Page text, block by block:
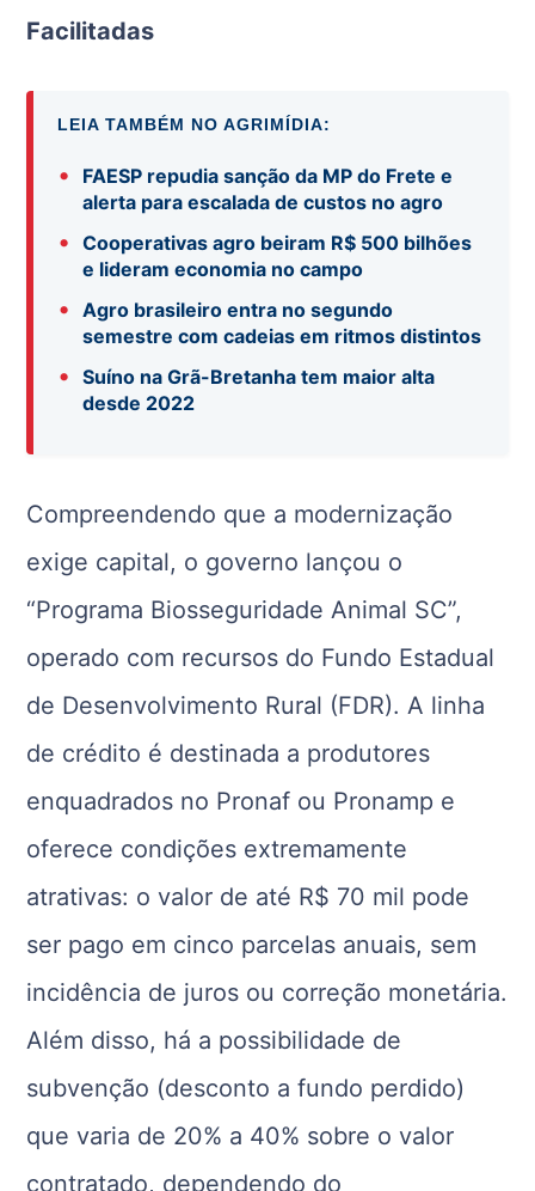
Facilitadas
LEIA TAMBÉM NO AGRIMÍDIA:
•
FAESP repudia sanção da MP do Frete e
alerta para escalada de custos no agro
•
Cooperativas agro beiram R$ 500 bilhões
e lideram economia no campo
•
Agro brasileiro entra no segundo
semestre com cadeias em ritmos distintos
•
Suíno na Grã-Bretanha tem maior alta
desde 2022
Compreendendo que a modernização
exige capital, o governo lançou o
“Programa Biosseguridade Animal SC”,
operado com recursos do Fundo Estadual
de Desenvolvimento Rural (FDR). A linha
de crédito é destinada a produtores
enquadrados no Pronaf ou Pronamp e
oferece condições extremamente
atrativas: o valor de até R$ 70 mil pode
ser pago em cinco parcelas anuais, sem
incidência de juros ou correção monetária.
Além disso, há a possibilidade de
subvenção (desconto a fundo perdido)
que varia de 20% a 40% sobre o valor
contratado, dependendo do